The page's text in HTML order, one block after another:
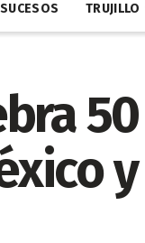
SUCESOS TRUJILLO